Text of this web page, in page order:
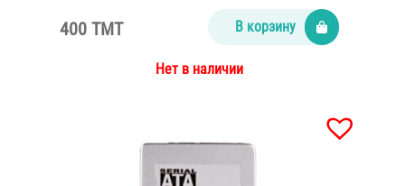
400 TMT В корзину
Нет в наличии